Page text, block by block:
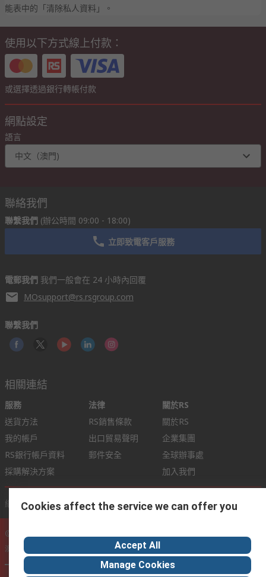
能表中的「清除私人資料」。
使用以下方式線上付款：
或選擇透過銀行轉帳付款
網點設定
語言
中文（澳門)
聯絡我們
聯繫我們 (辦公時間 09:00 - 18:00)
立即致電客戶服務
電郵我們 我們一般會在 24 小時內回覆
MOsupport@rs.rsgroup.com
聯繫我們
相關連結
服務
送貨方法
我的帳戶
RS銀行帳戶資料
採購解決方案
法律
RS銷售條款
出口貿易聲明
郵件安全
關於RS
關於RS
企業集團
全球辦事處
加入我們
網站條款 銷售條件 隱私權政策 Cookie 政策
© RS Components Ltd. 2020
澳門宋玉生廣場411至417號皇朝廣場15樓D-H座
Cookies affect the service we can offer you
Accept All
Manage Cookies